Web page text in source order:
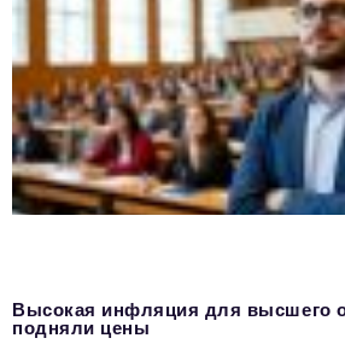
Высокая инфляция для высшего
подняли цены